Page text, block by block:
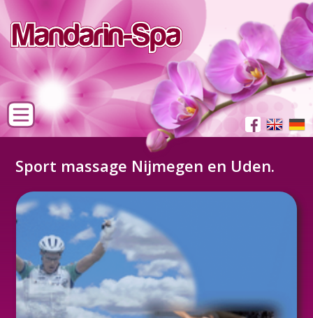
Sport massage Nijmegen en Uden.